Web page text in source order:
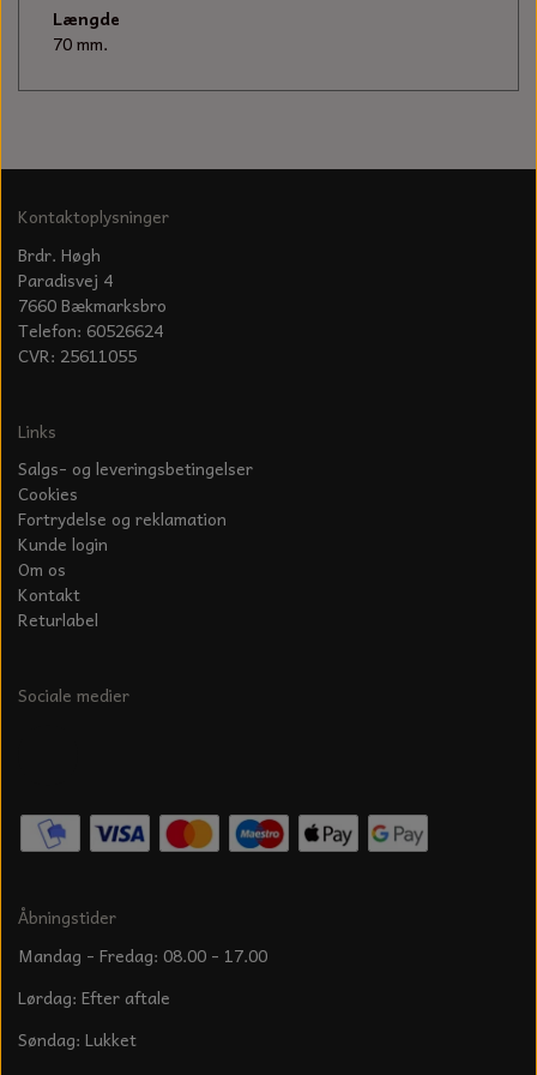
Længde
70 mm.
Kontaktoplysninger
Brdr. Høgh
Paradisvej 4
7660 Bækmarksbro
Telefon: 60526624
CVR: 25611055
Links
Salgs- og leveringsbetingelser
Cookies
Fortrydelse og reklamation
Kunde login
Om os
Kontakt
Returlabel
Sociale medier
Åbningstider
Mandag - Fredag: 08.00 - 17.00
Lørdag: Efter aftale
Søndag: Lukket